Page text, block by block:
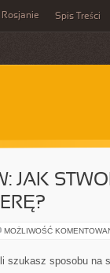
Rosjanie Spis Treści
JAK
MOŻLIWOŚĆ
szukasz sposobu na